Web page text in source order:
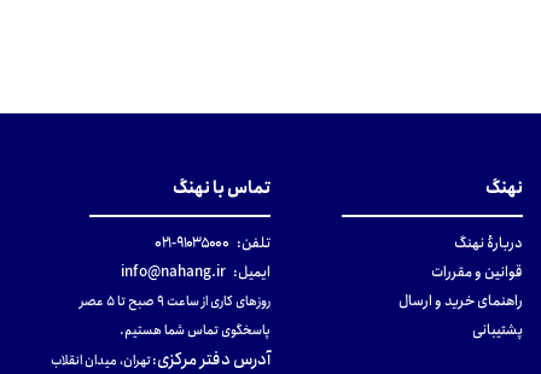
نهنگ
دربارهٔ نهنگ
قوانین و مقررات
راهنمای خرید و ارسال
پشتیبانی
تماس با نهنگ
تلفن: ۹۱۰۳۵۰۰۰-۰۲۱
ایمیل: info@nahang.ir
روزهای کاری از ساعت ۹ صبح تا ۵ عصر
پاسخگوی تماس شما هستیم.
آدرس دفتر مرکزی:تهران، میدان انقلاب